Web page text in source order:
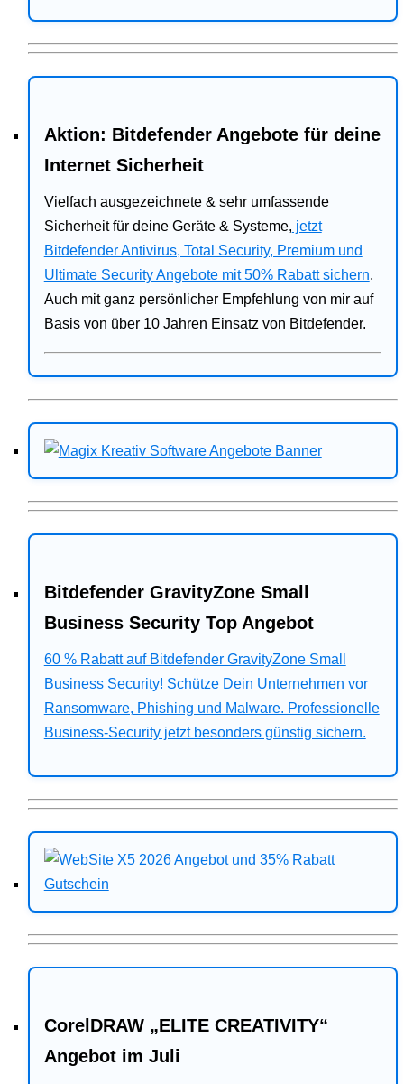
Ratgeber
Aktion: Bitdefender Angebote für deine
Internet Sicherheit
Vielfach ausgezeichnete & sehr umfassende
Sicherheit für deine Geräte & Systeme, jetzt
Bitdefender Antivirus, Total Security, Premium und
Ultimate Security Angebote mit 50% Rabatt sichern.
Auch mit ganz persönlicher Empfehlung von mir auf
Basis von über 10 Jahren Einsatz von Bitdefender.
Bitdefender GravityZone Small
Business Security Top Angebot
60 % Rabatt auf Bitdefender GravityZone Small
Business Security! Schütze Dein Unternehmen vor
Ransomware, Phishing und Malware. Professionelle
Business-Security jetzt besonders günstig sichern.
CorelDRAW „ELITE CREATIVITY“
Angebot im Juli